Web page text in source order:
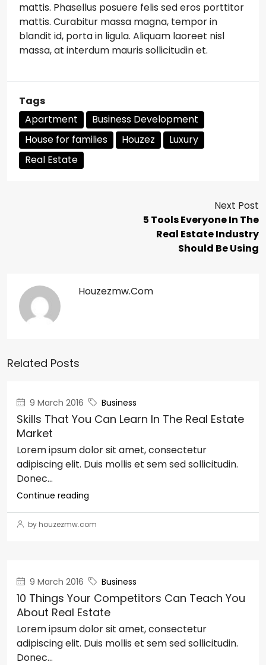
mattis. Phasellus posuere felis sed eros porttitor
mattis. Curabitur massa magna, tempor in
blandit id, porta in ligula. Aliquam laoreet nisl
massa, at interdum mauris sollicitudin et.
Tags
Apartment
Business Development
House for families
Houzez
Luxury
Real Estate
Next Post
5 Tools Everyone In The
Real Estate Industry
Should Be Using
Houzezmw.com
Related Posts
9 March 2016 Business
Skills That You Can Learn In The Real Estate
Market
Lorem ipsum dolor sit amet, consectetur
adipiscing elit. Duis mollis et sem sed sollicitudin.
Donec...
Continue reading
by houzezmw.com
9 March 2016 Business
10 Things Your Competitors Can Teach You
About Real Estate
Lorem ipsum dolor sit amet, consectetur
adipiscing elit. Duis mollis et sem sed sollicitudin.
Donec...